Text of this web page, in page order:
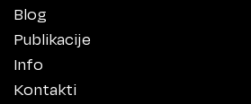
Blog
Publikacije
Info
Kontakti